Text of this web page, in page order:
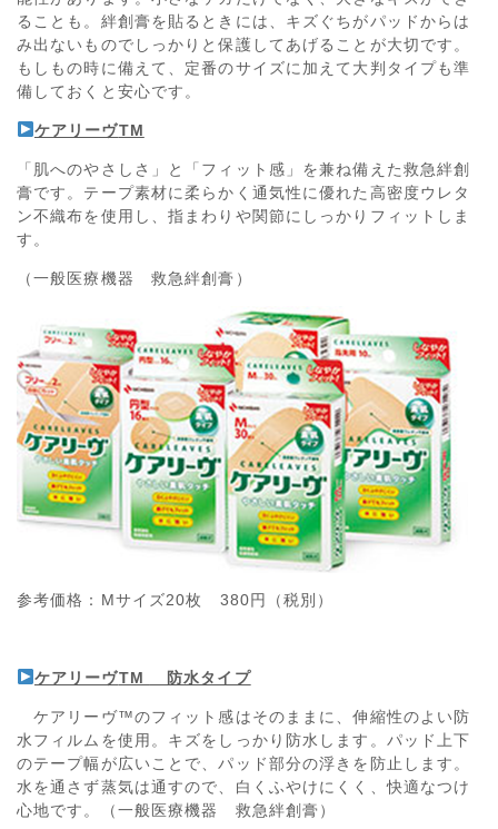
ることも。絆創膏を貼るときには、キズぐちがパッドからは
み出ないものでしっかりと保護してあげることが大切です。
もしもの時に備えて、定番のサイズに加えて大判タイプも準
備しておくと安心です。
ケアリーヴTM
「肌へのやさしさ」と「フィット感」を兼ね備えた救急絆創
膏です。テープ素材に柔らかく通気性に優れた高密度ウレタ
ン不織布を使用し、指まわりや関節にしっかりフィットしま
す。
（一般医療機器 救急絆創膏）
参考価格：Mサイズ20枚 380円（税別）
ケアリーヴTM 防水タイプ
ケアリーヴ™のフィット感はそのままに、伸縮性のよい防
水フィルムを使用。キズをしっかり防水します。パッド上下
のテープ幅が広いことで、パッド部分の浮きを防止します。
水を通さず蒸気は通すので、白くふやけにくく、快適なつけ
心地です。（一般医療機器 救急絆創膏）